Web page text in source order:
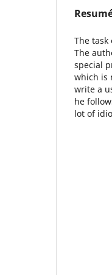
The task
The
special
which is
write a
he
lot of